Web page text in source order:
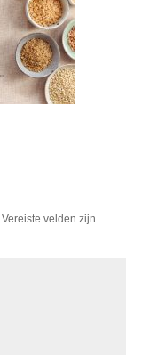
Vereiste velden zijn